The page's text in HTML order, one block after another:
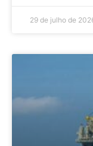
29 de julho de